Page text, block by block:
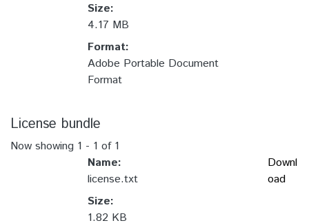
Size:
4.17 MB
Format:
Adobe Portable Document
Format
License bundle
Now showing 1 - 1 of 1
Name:
license.txt
Size:
1.82 KB
Downl
oad